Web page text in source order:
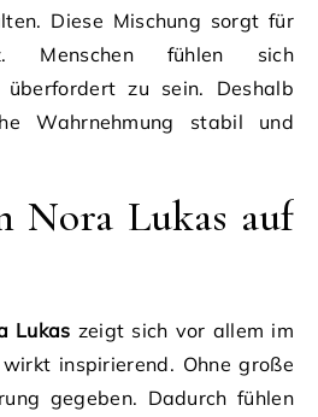
Diese Mischung sorgt für
Menschen fühlen sich
überfordert zu sein. Deshalb
Wahrnehmung stabil und
Nora Lukas auf
Lukas zeigt sich vor allem im
inspirierend. Ohne große
gegeben. Dadurch fühlen